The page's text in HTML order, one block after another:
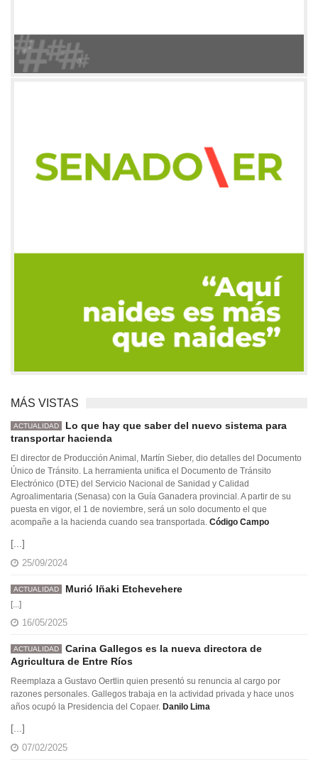
MÁS VISTAS
ACTUALIDAD
Lo que hay que saber del nuevo sistema para
transportar hacienda
El director de Producción Animal, Martín Sieber, dio detalles del Documento
Único de Tránsito. La herramienta unifica el Documento de Tránsito
Electrónico (DTE) del Servicio Nacional de Sanidad y Calidad
Agroalimentaria (Senasa) con la Guía Ganadera provincial. A partir de su
puesta en vigor, el 1 de noviembre, será un solo documento el que
acompañe a la hacienda cuando sea transportada. Código Campo
[...]
25/09/2024
ACTUALIDAD Murió Iñaki Etchevehere
[...]
16/05/2025
ACTUALIDAD
Carina Gallegos es la nueva directora de
Agricultura de Entre Ríos
Reemplaza a Gustavo Oertlin quien presentó su renuncia al cargo por
razones personales. Gallegos trabaja en la actividad privada y hace unos
años ocupó la Presidencia del Copaer. Danilo Lima
[...]
07/02/2025